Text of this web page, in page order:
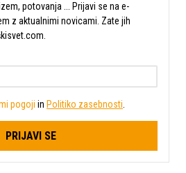
potovanja ... Prijavi se na e-
z aktualnimi novicami. Zate jih
pogoji in Politiko zasebnosti
PRIJAVI SE